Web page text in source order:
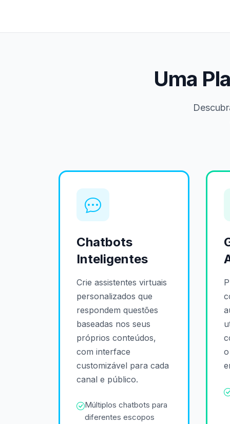
Uma
Chatbots
Inteligentes
Crie assistentes virtuais
personalizados que
respondem questões
baseadas nos seus
próprios conteúdos,
com interface
customizável para cada
canal e público.
Múltiplos chatbots para
diferentes escopos